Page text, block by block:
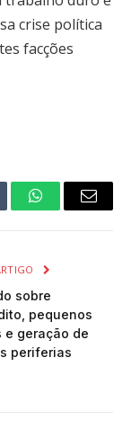
crise política
facções
WhatsAppEmail
sobre
pequenos
e geração de
periferias